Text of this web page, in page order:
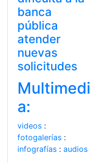
banca
pública
atender
nuevas
solicitudes
Multimedi
a:
videos :
fotogalerías :
infografías : audios